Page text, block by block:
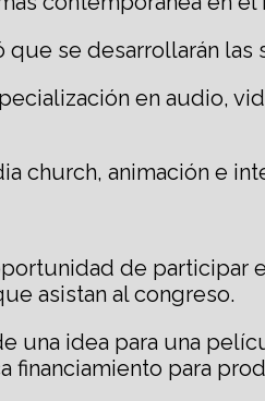
se desarrollarán
en audio,
church, animación e
de participar
asistan al congreso.
una idea para una
financiamiento para